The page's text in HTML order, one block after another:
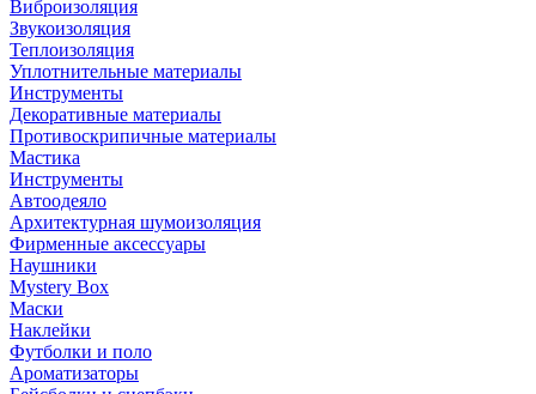
Виброизоляция
Звукоизоляция
Теплоизоляция
Уплотнительные материалы
Инструменты
Декоративные материалы
Противоскрипичные материалы
Мастика
Инструменты
Автоодеяло
Архитектурная шумоизоляция
Фирменные аксессуары
Наушники
Mystery Box
Маски
Наклейки
Футболки и поло
Ароматизаторы